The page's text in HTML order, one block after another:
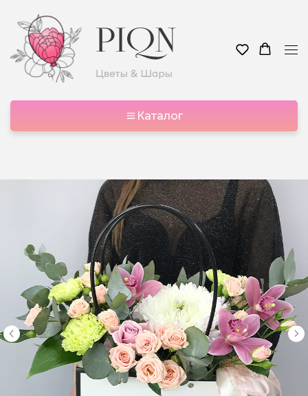
Каталог